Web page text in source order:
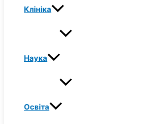
Клініка
Наука
Освіта